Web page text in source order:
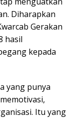
Diharapkan
Gerakan
hasil
kepada
yang punya
Itu yang